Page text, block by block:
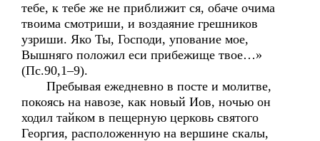
тебе, к тебе же не приближит ся, обаче очима
твоима смотриши, и воздаяние грешников
узриши. Яко Ты, Господи, упование мое,
Вышняго положил еси прибежище твое…»
(Пс.90,1–9).
Пребывая ежедневно в посте и молитве,
покоясь на навозе, как новый Иов, ночью он
ходил тайком в пещерную церковь святого
Георгия, расположенную на вершине скалы,